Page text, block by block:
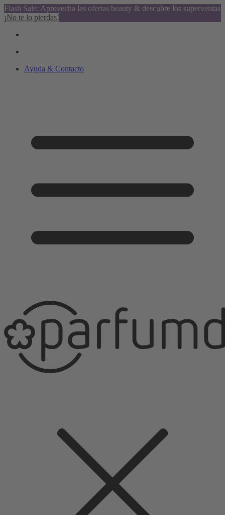
Flash Sale: Aprovecha las ofertas beauty & descubre los superventas
¡No te lo pierdas!
Ayuda & Contacto